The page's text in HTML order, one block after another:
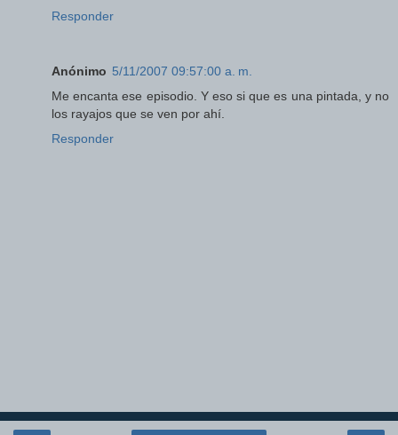
Responder
Anónimo 5/11/2007 09:57:00 a. m.
Me encanta ese episodio. Y eso si que es una pintada, y no
los rayajos que se ven por ahí.
Responder